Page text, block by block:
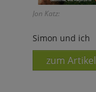
Jon Katz:
Simon und ich
zum Artikel